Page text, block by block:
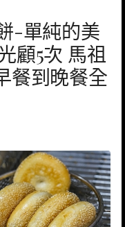
-單純的美
顧5次 馬祖
餐到晚餐全